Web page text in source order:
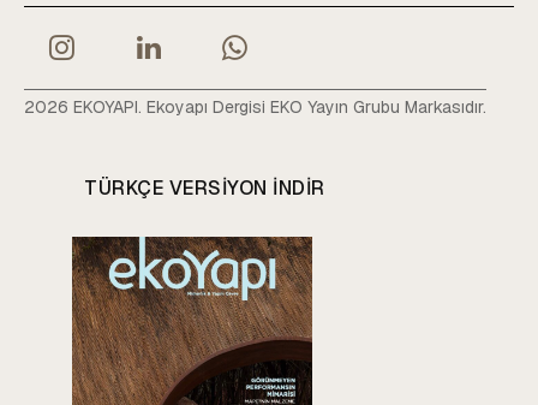
2026 EKOYAPI. Ekoyapı Dergisi EKO Yayın Grubu Markasıdır.
TÜRKÇE VERSIYON INDIR